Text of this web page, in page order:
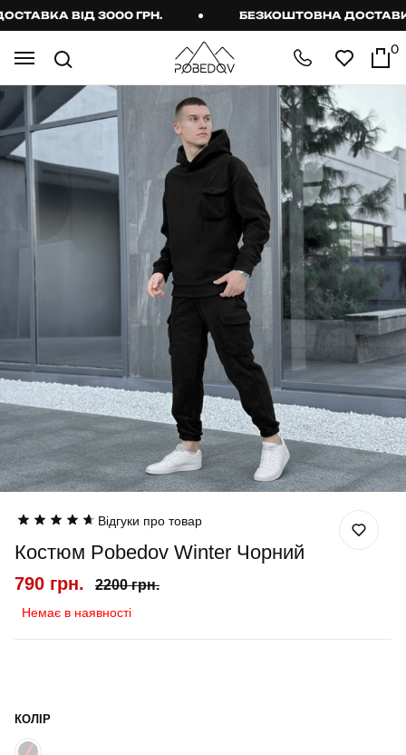
ВІД 3000 ГРН. БЕЗКОШТОВНА ДОСТАВКА
0
Відгуки про товар
Костюм Pobedov Winter Чорний
790 грн. 2200 грн.
Немає в наявності
КОЛІР